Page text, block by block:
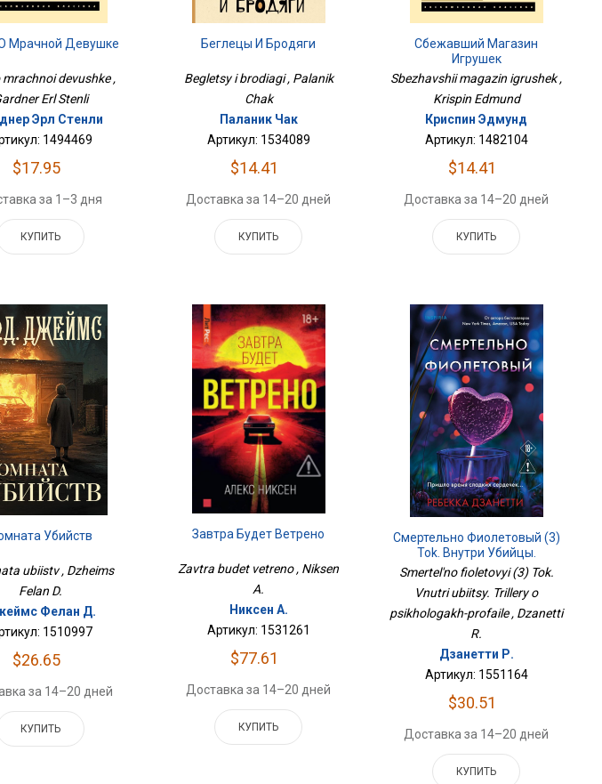
Мрачной Девушке
mrachnoi devushke ,
Erl Stenli
Эрл Стенли
1494469
$17.95
за 1–3 дня
КУПИТЬ
Беглецы И Бродяги
Begletsy i brodiagi , Palanik
Chak
Паланик Чак
Артикул: 1534089
$14.41
Доставка за 14–20 дней
КУПИТЬ
Сбежавший Магазин
Игрушек
Sbezhavshii magazin igrushek ,
Krispin Edmund
Криспин Эдмунд
Артикул: 1482104
$14.41
Доставка за 14–20 дней
КУПИТЬ
Убийств
ubiistv , Dzheims
Felan D.
Фелан Д.
1510997
$26.65
за 14–20 дней
КУПИТЬ
Завтра Будет Ветрено
Zavtra budet vetreno , Niksen
A.
Никсен А.
Артикул: 1531261
$77.61
Доставка за 14–20 дней
КУПИТЬ
Смертельно Фиолетовый (3)
Tok. Внутри Убийцы.
Триллеры О Психологах-
Профайле
Smertel'no fioletovyi (3) Tok.
Vnutri ubiitsy. Trillery o
psikhologakh-profaile , Dzanetti
R.
Дзанетти Р.
Артикул: 1551164
$30.51
Доставка за 14–20 дней
КУПИТЬ